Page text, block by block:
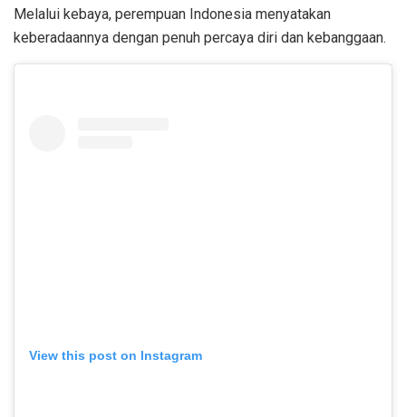
Melalui kebaya, perempuan Indonesia menyatakan
keberadaannya dengan penuh percaya diri dan kebanggaan.
View this post on Instagram